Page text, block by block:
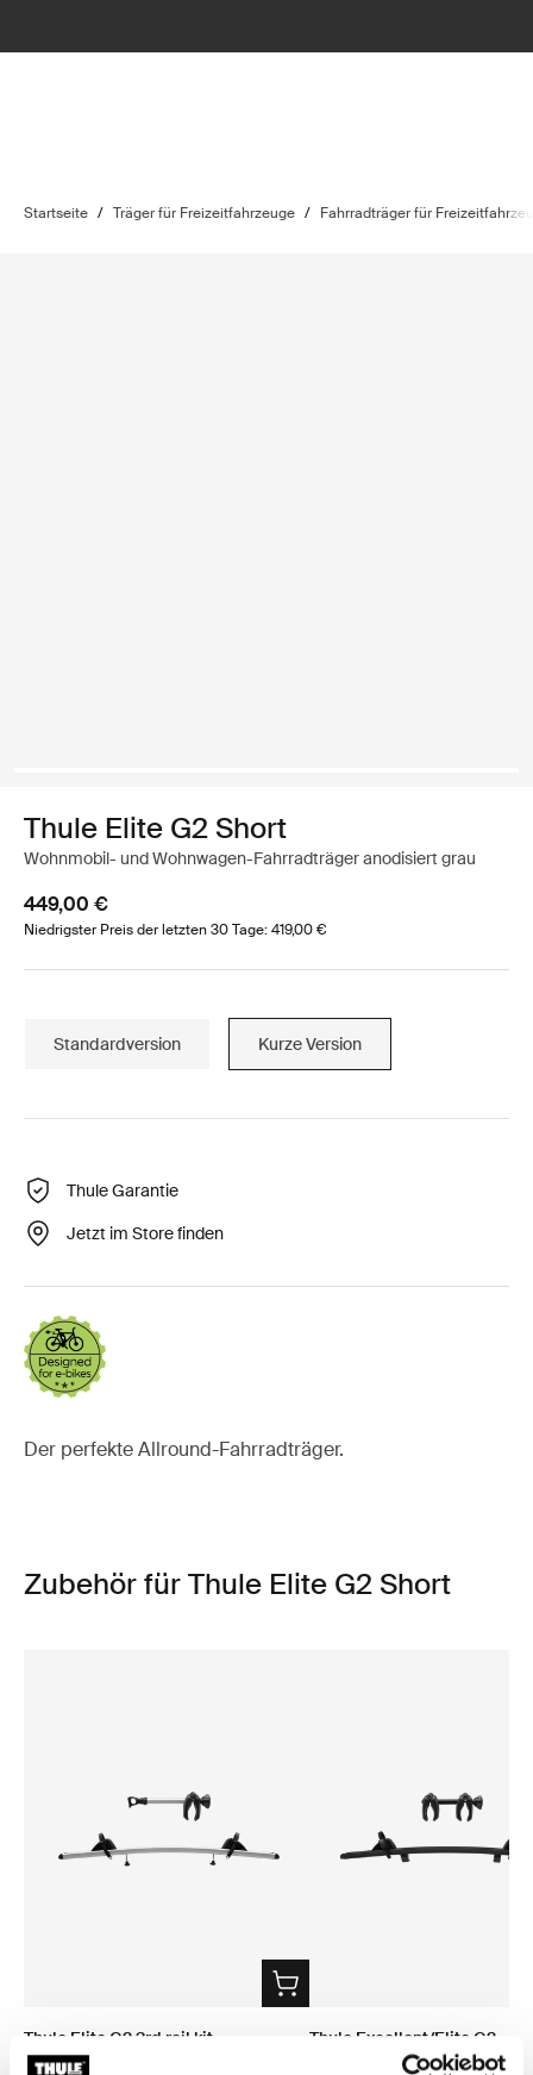
Startseite / Träger für Freizeitfahrzeuge / Fahrradträger für
Thule Elite G2 Short
Wohnmobil- und Wohnwagen-Fahrradträger anodisiert grau
449,00 €
Niedrigster Preis der letzten 30 Tage: 419,00 €
Standardversion Kurze Version
Thule Garantie
Jetzt im Store finden
Der perfekte Allround-Fahrradträger.
Zubehör für Thule Elite G2 Short
Thule Elite G2 3rd rail kit
Fahrradträger-
Thule Excellent/Elite G2
Erweiterungsschienenkit für